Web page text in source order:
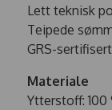
Lett teknisk
Teipede
GRS-sertifisert
Materiale
Ytterstoff: